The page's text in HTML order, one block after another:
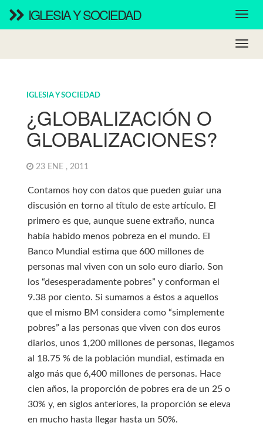
IGLESIA Y SOCIEDAD
IGLESIA Y SOCIEDAD
¿GLOBALIZACIÓN O
GLOBALIZACIONES?
23 ENE , 2011
Contamos hoy con datos que pueden guiar una
discusión en torno al título de este artículo. El
primero es que, aunque suene extraño, nunca
había habido menos pobreza en el mundo. El
Banco Mundial estima que 600 millones de
personas mal viven con un solo euro diario. Son
los “desesperadamente pobres” y conforman el
9.38 por ciento. Si sumamos a éstos a aquellos
que el mismo BM considera como “simplemente
pobres” a las personas que viven con dos euros
diarios, unos 1,200 millones de personas, llegamos
al 18.75 % de la población mundial, estimada en
algo más que 6,400 millones de personas. Hace
cien años, la proporción de pobres era de un 25 o
30% y, en siglos anteriores, la proporción se eleva
en mucho hasta llegar hasta un 50%.